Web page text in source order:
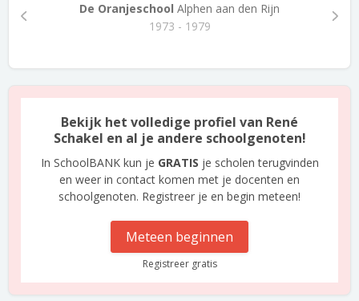
De Oranjeschool Alphen aan den Rijn
1973 - 1979
Bekijk het volledige profiel van René
Schakel en al je andere schoolgenoten!
In SchoolBANK kun je GRATIS je scholen terugvinden
en weer in contact komen met je docenten en
schoolgenoten. Registreer je en begin meteen!
Meteen beginnen
Registreer gratis